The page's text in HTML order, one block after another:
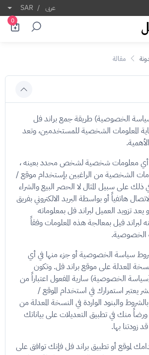
عربى /
SAR
0
مقالة
الخصوصية) طريقة جمع براند فل
المعلومات الشخصية للمستخدمين، وتعد
فل أي معلومات شخصية لشخص محدد بعينه ،
الشخصية من الراغبين بإستخدام موقع /
ذلك على سبيل المثال لا الحصر البيع والشراء
هاتفياً أو بواسطة البريد الالكتروني بفريق
يعد تزويد العميل لبراند فل بمعلوماته
فيل بمعالجة هذه المعلومات وفقاً
الخصوصية.
سياسة الخصوصية أو جزء منها في أي
المعدلة على موقع براند فل. وتكون
الخصوصية) سارية المفعول اعتباراً من
يعتبر استمرارك في استخدام الموقع /
والبنود الواردة في النسخة المعدلة من
منك في تطبيق التعديلات على بياناتك
زودتنا بها.
لموقع أو تطبيق براند فل فإنك توافق على